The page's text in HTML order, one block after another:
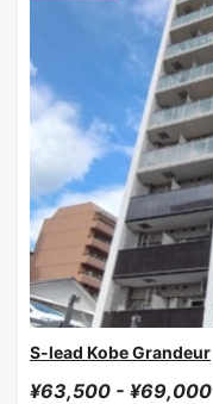
S-lead Kobe Grandeur
¥63,500 - ¥69,000